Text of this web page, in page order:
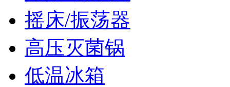
摇床/振荡器
高压灭菌锅
低温冰箱